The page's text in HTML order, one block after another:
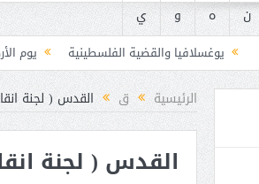
ن ه و ي
يوم
يوغسلافيا والقضية الفلسطينية
يوسف هيكل (1907-
يوسف ضيا الخالدي (1846-1906)
يوسف الجرار (000 – 1222ه)(000 – 1808م)
الرئيسية ق القدس ( لجنة
القدس ( لجنة